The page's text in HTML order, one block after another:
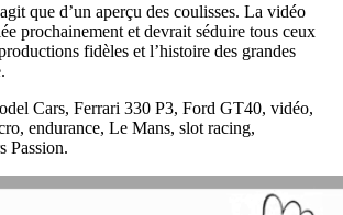
que d’un aperçu des coulisses. La vidéo
prochainement et devrait séduire tous ceux
fidèles et l’histoire des grandes
Cars, Ferrari 330 P3, Ford GT40, vidéo,
endurance, Le Mans, slot racing,
Passion.